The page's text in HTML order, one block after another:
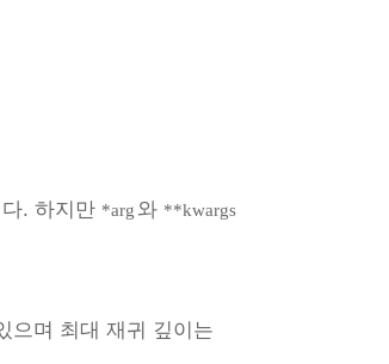
. 하지만 *arg 와 **kwargs
으며 최대 재귀 깊이는